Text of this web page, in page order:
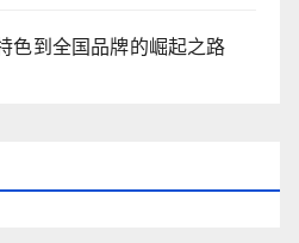
色到全国品牌的崛起之路